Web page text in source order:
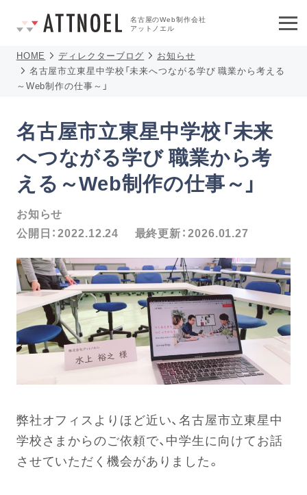
名古屋のWeb制作会社
アットノエル
HOME ディレクターブログ
お知らせ
名古屋市立東星中学校「未来へつながる学び 職業から考える
～Web制作の仕事～」
名古屋市立東星中学校「未来
へつながる学び 職業から考
える～Web制作の仕事～」
お知らせ
公開日：2022.12.24 最終更新：2026.01.27
弊社オフィスよりほど近い、名古屋市立東星中
学校さまからのご依頼で、中学生に向けてお話
させていただく機会がありました。